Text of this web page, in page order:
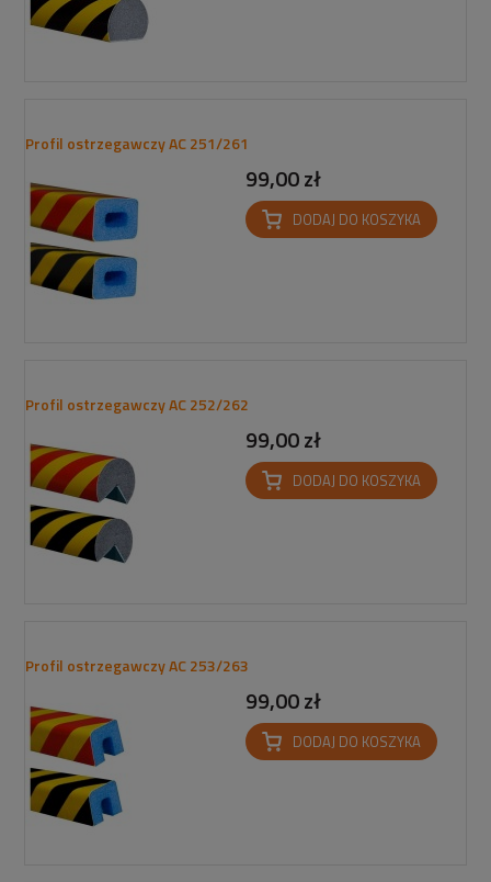
Profil ostrzegawczy AC 251/261
99,00 zł
DODAJ DO KOSZYKA
Profil ostrzegawczy AC 252/262
99,00 zł
DODAJ DO KOSZYKA
Profil ostrzegawczy AC 253/263
99,00 zł
DODAJ DO KOSZYKA